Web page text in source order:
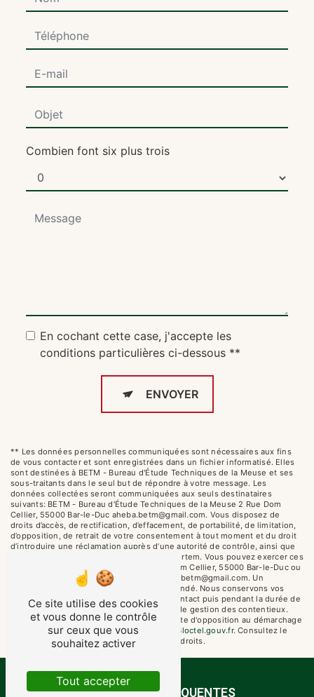
Combien font six plus trois
En cochant cette case, j'accepte les
conditions particulières ci-dessous **
ENVOYER
** Les données personnelles communiquées sont nécessaires aux fins
de vous contacter et sont enregistrées dans un fichier informatisé. Elles
sont destinées à BETM - Bureau d'Étude Techniques de la Meuse et ses
sous-traitants dans le seul but de répondre à votre message. Les
données collectées seront communiquées aux seuls destinataires
suivants: BETM - Bureau d'Étude Techniques de la Meuse 2 Rue Dom
Cellier, 55000 Bar-le-Duc aheba.betm@gmail.com. Vous disposez de
droits d’accès, de rectification, d’effacement, de portabilité, de limitation,
d’opposition, de retrait de votre consentement à tout moment et du droit
d’introduire une réclamation auprès d’une autorité de contrôle, ainsi que
d’organiser le sort de vos données post-mortem. Vous pouvez exercer ces
droits par voie postale à l'adresse 2 Rue Dom Cellier, 55000 Bar-le-Duc ou
par courrier électronique à l'adresse aheba.betm@gmail.com. Un
justificatif d'identité pourra vous être demandé. Nous conservons vos
données pendant la période de prise de contact puis pendant la durée de
prescription légale aux fins probatoires et de gestion des contentieux.
Vous avez le droit de vous inscrire sur la liste d'opposition au démarchage
téléphonique, disponible à cette adresse:
Bloctel.gouv.fr. Consultez le
site cnil.fr pour plus d’informations sur vos droits.
RECHERCHES FRÉQUENTES
Ce site utilise des cookies
et vous donne le contrôle
sur ceux que vous
souhaitez activer
Tout accepter